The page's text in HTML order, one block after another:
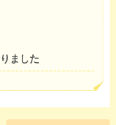
ました